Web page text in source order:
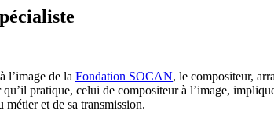
l’image de la Fondation SOCAN, le compositeur,
pratique, celui de compositeur à l’image,
et de sa transmission.